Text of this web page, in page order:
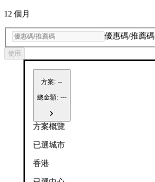
12 個月
優惠碼/推薦碼
使用
方案: --
總金額: ---
方案概覽
已選城市
香港